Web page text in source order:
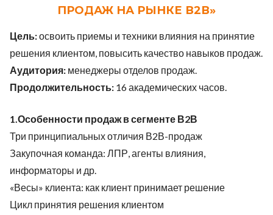
ПРОДАЖ НА РЫНКЕ В2В»
Цель:освоить приемы и техники влияния на принятие
решения клиентом, повысить качество навыков продаж.
Аудитория:менеджеры отделов продаж.
Продолжительность:16 академических часов.
1.Особенности продаж в сегменте В2В
Три принципиальных отличия В2В-продаж
Закупочная команда: ЛПР, агенты влияния,
информаторы и др.
«Весы» клиента: как клиент принимает решение
Цикл принятия решения клиентом